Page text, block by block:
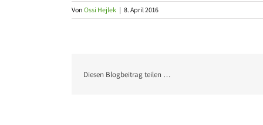
Von Ossi Hejlek | 8. April 2016
Diesen Blogbeitrag teilen …